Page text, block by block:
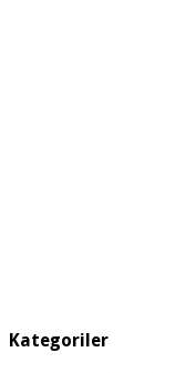
Kategoriler